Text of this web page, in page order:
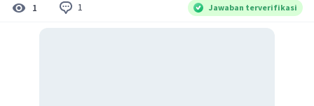
1 1 Jawaban terverifikasi